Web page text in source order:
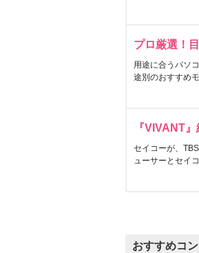
プロ厳選！
用途に合うパソ
途別のおすすめ
『VIVANT
セイコーが、
ューサーとセイ
おすすめコ